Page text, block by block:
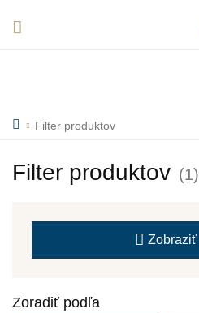
Filter produktov
Filter produktov (1)
Zobraziť
Zoradiť podľa